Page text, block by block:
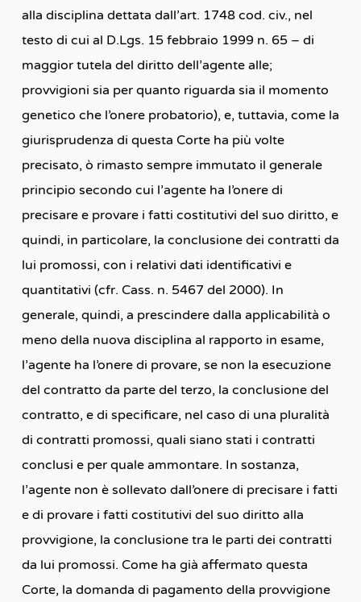
alla disciplina dettata dall’art. 1748 cod. civ., nel
testo di cui al D.Lgs. 15 febbraio 1999 n. 65 – di
maggior tutela del diritto dell’agente alle;
provvigioni sia per quanto riguarda sia il momento
genetico che l’onere probatorio), e, tuttavia, come la
giurisprudenza di questa Corte ha più volte
precisato, ò rimasto sempre immutato il generale
principio secondo cui l’agente ha l’onere di
precisare e provare i fatti costitutivi del suo diritto, e
quindi, in particolare, la conclusione dei contratti da
lui promossi, con i relativi dati identificativi e
quantitativi (cfr. Cass. n. 5467 del 2000). In
generale, quindi, a prescindere dalla applicabilità o
meno della nuova disciplina al rapporto in esame,
l’agente ha l’onere di provare, se non la esecuzione
del contratto da parte del terzo, la conclusione del
contratto, e di specificare, nel caso di una pluralità
di contratti promossi, quali siano stati i contratti
conclusi e per quale ammontare. In sostanza,
l’agente non è sollevato dall’onere di precisare i fatti
e di provare i fatti costitutivi del suo diritto alla
provvigione, la conclusione tra le parti dei contratti
da lui promossi. Come ha già affermato questa
Corte, la domanda di pagamento della provvigione